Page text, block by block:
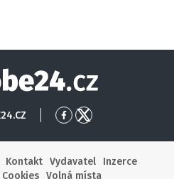
Globe24
Přejít
Facebook
Přejít
X
Kontakt Vydavatel
Inzerce
Volná místa